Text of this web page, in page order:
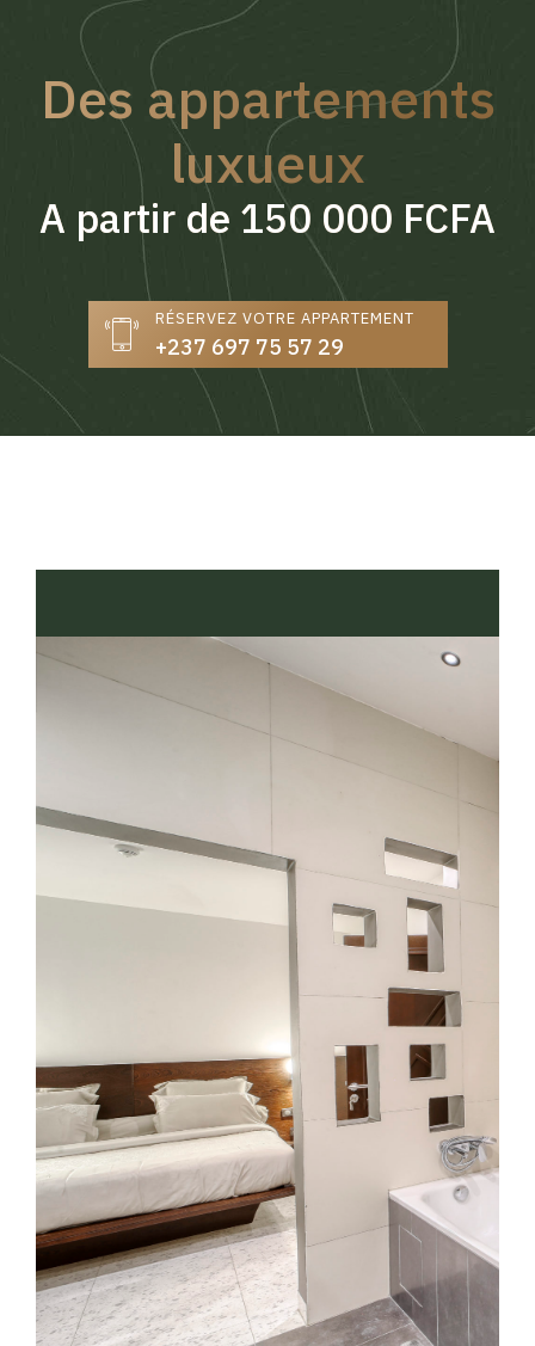
Des appartements
luxueux
A partir de 150 000 FCFA
RÉSERVEZ VOTRE APPARTEMENT
+237 697 75 57 29